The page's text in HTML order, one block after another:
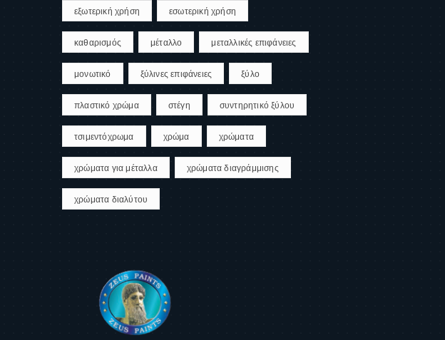
εξωτερική χρήση εσωτερική χρήση
καθαρισμός μέταλλο μεταλλικές επιφάνειες
μονωτικό ξύλινες επιφάνειες ξύλο
πλαστικό χρώμα στέγη συντηρητικό ξύλου
τσιμεντόχρωμα χρώμα χρώματα
χρώματα για μέταλλα χρώματα διαγράμμισης
χρώματα διαλύτου